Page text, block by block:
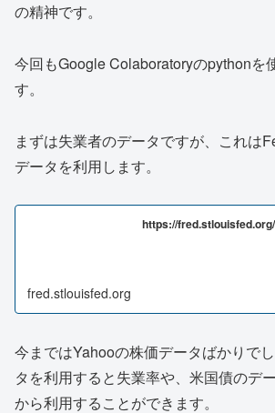
の精神です。
今回もGoogle Colaboratoryのpythonを
す。
まずは失業者のデータですが、これは
データを利用します。
https://fred.stlouisfed.org/
fred.stlouisfed.org
今まではYahooの株価データばかりで
タを利用すると失業率や、米国債のデ
から利用することができます。